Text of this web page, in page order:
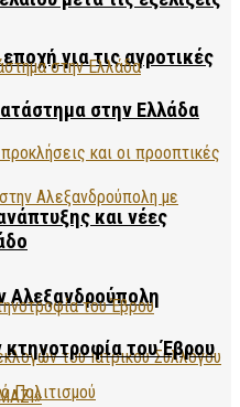
για τις αγροτικές
Αλεξανδρούπολη
στην Ελλάδα
και νέες
του Έβρου